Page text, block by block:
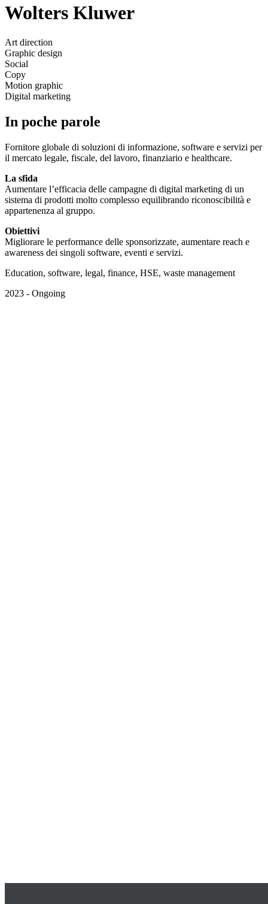
Wolters Kluwer
Art direction
Graphic design
Social
Copy
Motion graphic
Digital marketing
In poche parole
Fornitore globale di soluzioni di informazione, software e servizi per
il mercato legale, fiscale, del lavoro, finanziario e healthcare.
La sfida
Aumentare l’efficacia delle campagne di digital marketing di un
sistema di prodotti molto complesso equilibrando riconoscibilità e
appartenenza al gruppo.
Obiettivi
Migliorare le performance delle sponsorizzate, aumentare reach e
awareness dei singoli software, eventi e servizi.
Education, software, legal, finance, HSE, waste management
2023 - Ongoing